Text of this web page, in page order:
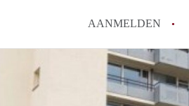
AANMELDEN